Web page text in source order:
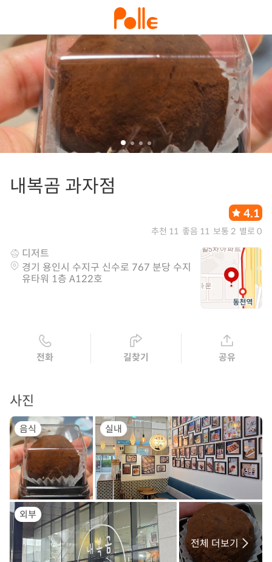
내복곰 과자점
4.1
추천 11 좋음 11 보통 2 별로 0
디저트
경기 용인시 수지구 신수로 767 분당 수지
유타워 1층 A122호
전화 길찾기 공유
사진
음식 실내
외부
전체 더보기